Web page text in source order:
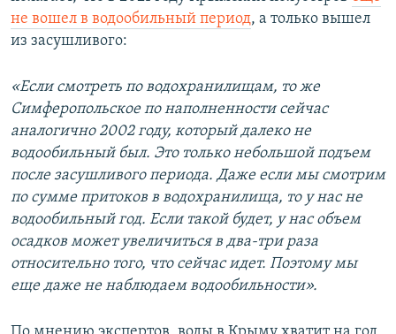
1080p
не вошел в водообильный период, а только вышел
из засушливого:
«Если смотреть по водохранилищам, то же
Симферопольское по наполненности сейчас
аналогично 2002 году, который далеко не
водообильный был. Это только небольшой подъем
после засушливого периода. Даже если мы смотрим
по сумме притоков в водохранилища, то у нас не
водообильный год. Если такой будет, у нас объем
осадков может увеличиться в два-три раза
относительно того, что сейчас идет. Поэтому мы
еще даже не наблюдаем водообильности».